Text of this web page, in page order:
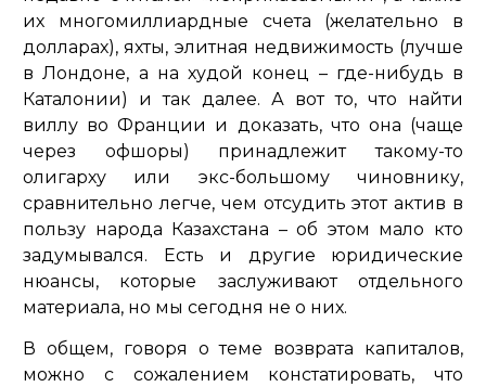
их многомиллиардные счета (желательно в
долларах), яхты, элитная недвижимость (лучше
в Лондоне, а на худой конец – где-нибудь в
Каталонии) и так далее. А вот то, что найти
виллу во Франции и доказать, что она (чаще
через офшоры) принадлежит такому-то
олигарху или экс-большому чиновнику,
сравнительно легче, чем отсудить этот актив в
пользу народа Казахстана – об этом мало кто
задумывался. Есть и другие юридические
нюансы, которые заслуживают отдельного
материала, но мы сегодня не о них.
В общем, говоря о теме возврата капиталов,
можно с сожалением констатировать, что